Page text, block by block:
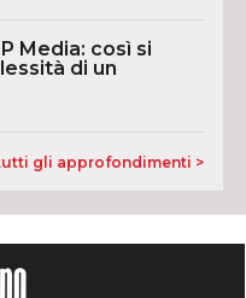
Media: così si
di un
gli approfondimenti >